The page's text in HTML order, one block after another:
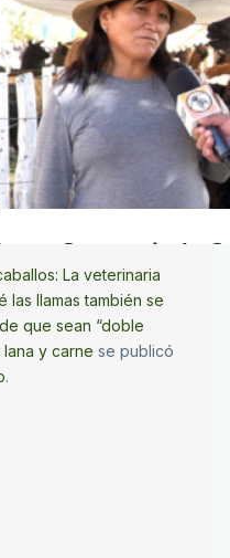
La veterinaria
las llamas también se
que sean “doble
y carne se publicó
.